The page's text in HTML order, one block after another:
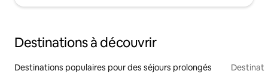
Destinations à découvrir
Destinations populaires pour des séjours prolongés